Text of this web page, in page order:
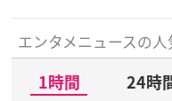
エンタメニュースの人
1時間 24時